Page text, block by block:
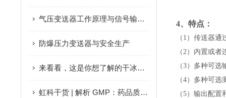
气压变送器工作原理与信号输出方式详解
防爆压力变送器与安全生产
来看看，这是你想了解的干冰温度计吗？
虹科干货 | 解析 GMP：药品质量保障的基石
4、特点：
（1）传送器
（2）内置或
（3）多种可选
（4）多种可
（5）输出配